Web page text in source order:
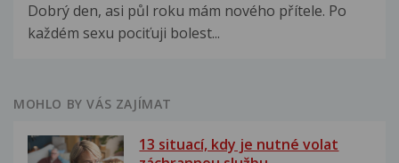
Dobrý den, asi půl roku mám nového přítele. Po
každém sexu pociťuji bolest...
MOHLO BY VÁS ZAJÍMAT
13 situací, kdy je nutné volat